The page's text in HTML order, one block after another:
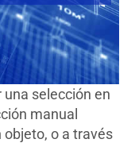
selección en
manual
o a través